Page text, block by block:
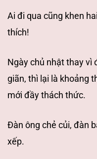
Ai đi qua cũng khen hai
thích!
Ngày chủ nhật thay vì
giãn, thì lại là khoảng
mới đầy thách thức.
Đàn ông chẻ củi, đàn
xếp.